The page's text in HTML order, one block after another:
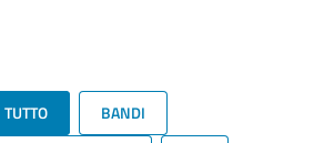
TUTTO
BANDI